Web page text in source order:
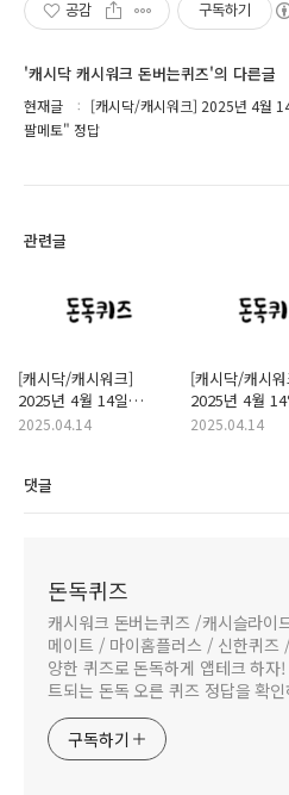
공감 구독하기
'캐시닥 캐시워크 돈버는퀴즈'의 다른글
현재글
[캐시닥/캐시워크] 2025년 4월
팔메토" 정답
관련글
[캐시닥/캐시워크]
2025년 4월 14일
돈버는퀴즈 "얼리언스"
2025.04.14
[캐시닥/캐시
2025년 4월 14
돈버는퀴즈 "우
2025.04.14
댓글
돈독퀴즈
캐시워크 돈버는퀴즈 /캐시슬라이
메이트 / 마이홈플러스 / 신한퀴즈
양한 퀴즈로 돈독하게 앱테크 하자
트되는 돈독 오른 퀴즈 정답을 확
구독하기